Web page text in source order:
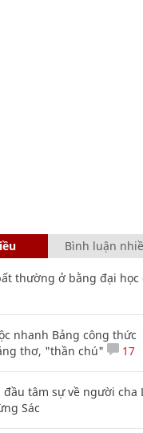
Bình luận
thường ở bằng đại học
nhanh Bảng công thức
thơ, "thần chú"
17
đầu tâm sự về người cha
Sác